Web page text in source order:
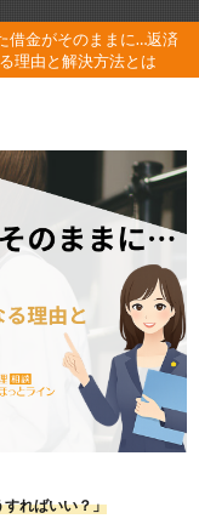
借金がそのままに…返済
理由と解決方法とは
ればいい？」